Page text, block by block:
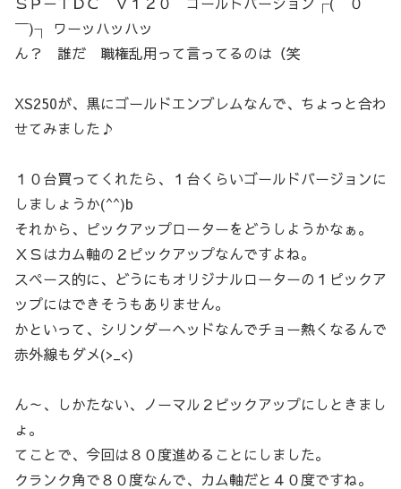
￣)┐ ワーッハッハッ
ん？ 誰だ 職権乱用って言ってるのは（笑
XS250が、黒にゴールドエンブレムなんで、ちょっと合わ
せてみました♪
１０台買ってくれたら、１台くらいゴールドバージョンに
しましょうか(^^)b
それから、ピックアップローターをどうしようかなぁ。
ＸＳはカム軸の２ピックアップなんですよね。
スペース的に、どうにもオリジナルローターの１ピックア
ップにはできそうもありません。
かといって、シリンダーヘッドなんでチョー熱くなるんで
赤外線もダメ(>_<)
ん～、しかたない、ノーマル２ピックアップにしときまし
ょ。
てことで、今回は８０度進めることにしました。
クランク角で８０度なんで、カム軸だと４０度ですね。